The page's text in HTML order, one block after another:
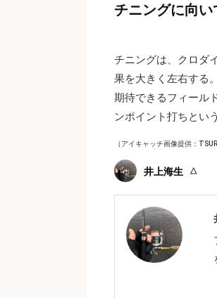
チニングに向
チニングは、クロダ
果を大きく左右する
期待できるフィール
ンポイント打ちとい
（アイキャッチ画像提供：
井上海生